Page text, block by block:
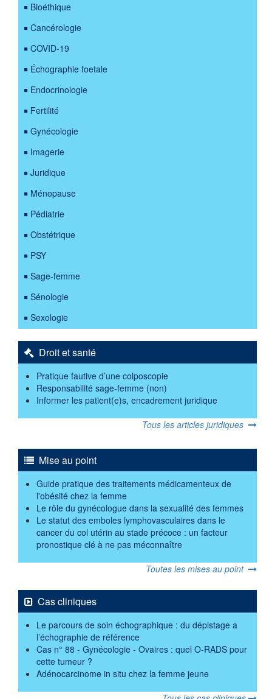
Bioéthique
Cancérologie
COVID-19
Échographie foetale
Endocrinologie
Fertilité
Gynécologie
Imagerie
Juridique
Ménopause
Pédiatrie
Obstétrique
PSY
Sage-femme
Sénologie
Sexologie
Droit et santé
Pratique fautive d’une colposcopie
Responsabilité sage-femme (non)
Informer les patient(e)s, encadrement juridique
Tous les articles juridiques
Mise au point
Guide pratique des traitements médicamenteux de
l'obésité chez la femme
Le rôle du gynécologue dans la sexualité des femmes
Le statut des emboles lymphovasculaires dans le
cancer du col utérin au stade précoce : un facteur
pronostique clé à ne pas méconnaître
Toutes les mises au point
Cas cliniques
Le parcours de soin échographique : du dépistage a
l’échographie de référence
Cas n° 88 - Gynécologie - Ovaires : quel O-RADS pour
cette tumeur ?
Adénocarcinome in situ chez la femme jeune